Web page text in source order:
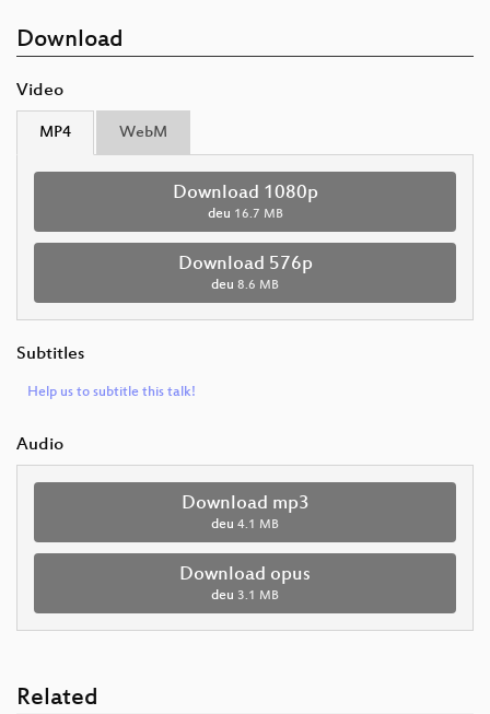
Download
Video
MP4 WebM
Download 1080p
deu 16.7 MB
Download 576p
deu 8.6 MB
Subtitles
Help us to subtitle this talk!
Audio
Download mp3
deu 4.1 MB
Download opus
deu 3.1 MB
Related